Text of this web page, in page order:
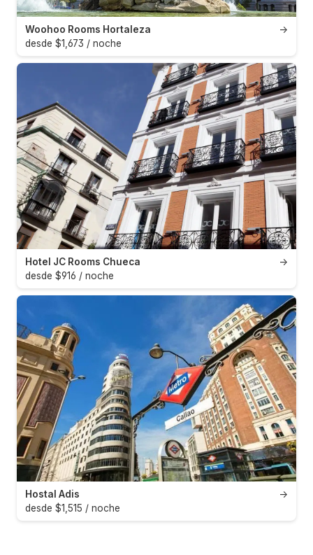
→
Woohoo Rooms Hortaleza
desde $1,673 / noche
→
Hotel JC Rooms Chueca
desde $916 / noche
→
Hostal Adis
desde $1,515 / noche